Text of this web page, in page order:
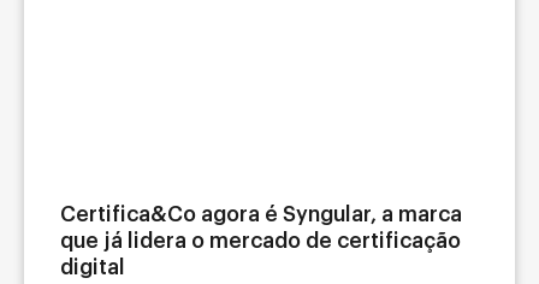
Certifica&Co agora é Syngular, a marca
que já lidera o mercado de certificação
digital